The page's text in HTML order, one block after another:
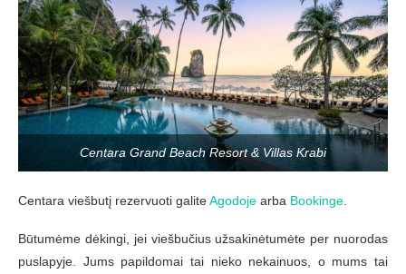
Centara Grand Beach Resort & Villas Krabi
Centara viešbutį rezervuoti galiteAgodoje arba Bookinge
Būtumėme dėkingi, jei viešbučius užsakinėtumėte per nuorodas
puslapyje. Jums papildomai tai nieko nekainuos, o mums tai